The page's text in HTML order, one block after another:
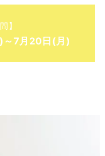
】
7月20日(月)